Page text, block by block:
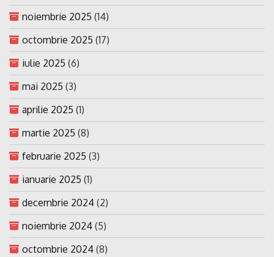
noiembrie 2025 (14)
octombrie 2025 (17)
iulie 2025 (6)
mai 2025 (3)
aprilie 2025 (1)
martie 2025 (8)
februarie 2025 (3)
ianuarie 2025 (1)
decembrie 2024 (2)
noiembrie 2024 (5)
octombrie 2024 (8)